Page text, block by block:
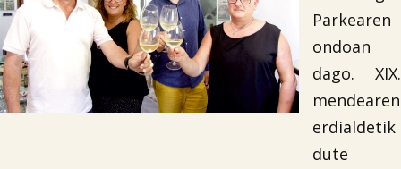
Parkearen
ondoan
dago. XIX.
mendearen
erdialdetik
dute